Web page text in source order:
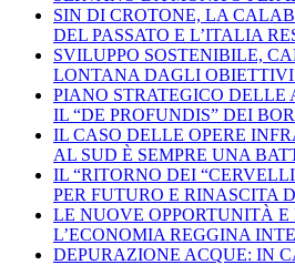
SIN DI CROTONE, LA
DEL PASSATO E L’ITALIA
SVILUPPO SOSTENIBILE,
LONTANA DAGLI OBIETTIVI
PIANO STRATEGICO DELLE
IL “DE PROFUNDIS” DEI
IL CASO DELLE OPERE
AL SUD È SEMPRE UNA
IL “RITORNO DEI
PER FUTURO E RINASCITA
LE NUOVE OPPORTUNITÀ
L’ECONOMIA REGGINA
DEPURAZIONE ACQUE: IN